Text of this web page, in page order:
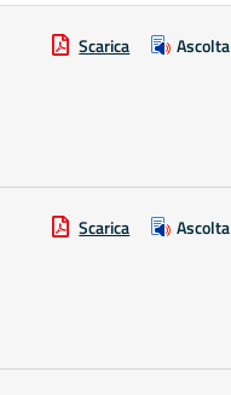
Scarica Ascolta
Scarica Ascolta